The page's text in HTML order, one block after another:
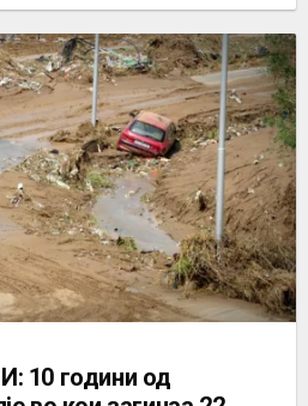
10 години од